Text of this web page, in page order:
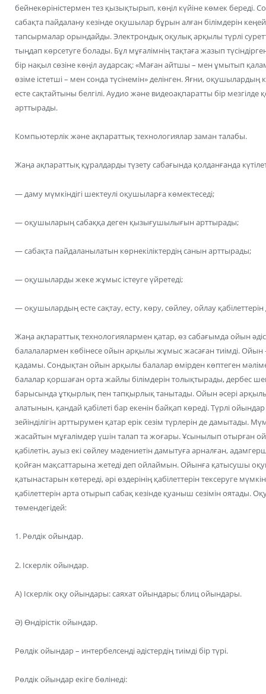
бейнекөріністермен тез қызықтырып, көңіл күйіне көмек береді.
сабақта пайдалану кезінде оқушылар бұрын алған білімдерін
тапсырмалар орындайды. Электрондық оқулық арқылы түрлі
тыңдап көрсетуге болады. Бұл мұғалімнің тақтаға жазып
бір нақыл сөзіне көңіл аударсақ: «Маған айтшы – мен ұмытып
өзіме істетші – мен сонда түсінемін» делінген. Яғни, оқушылардың
есте сақтайтыны белгілі. Аудио және видеоақпаратты бір мезгілде
арттырады.
Компьютерлік және ақпараттық технологиялар заман талабы.
Жаңа ақпараттық құралдарды түзету сабағында қолданғанда
— даму мүмкіндігі шектеулі оқушыларға көмектеседі;
— оқушыларың сабаққа деген қызығушылығын арттырады;
— сабақта пайдаланылатын көрнекіліктердің санын арттырады;
— оқушыларды жеке жұмыс істеуге үйретеді;
— оқушылардың есте сақтау, есту, көру, сөйлеу, ойлау
Жаңа ақпараттық технологиялармен қатар, өз сабағымда ойын
балалалармен көбінесе ойын арқылы жұмыс жасаған тиімді.
қадамы. Сондықтан ойын арқылы балалар өмірден көптеген
балалар қоршаған орта жайлы білімдерін толықтырады, дербес
барысында ұтқырлық пен тапқырлық танытады. Ойын әсері арқылы
алатынын, қандай қабілеті бар екенін байқап көреді. Түрлі
зейінділігін арттырумен қатар ерік сезім түрлерін де дамытады.
жасайтын мұғалімдер үшін талап та жоғары. Ұсынылып отырған
қабілетін, ауыз екі сөйлеу мәдениетін дамытуға арналған,
қойған мақсаттарына жетеді деп ойлаймын. Ойынға қатысушы
қатынастарын көтереді, әрі өздерінің қабілеттерін тексеруге
қабілеттерін арта отырып сабақ кезінде қуаныш сезімін оятады.
төмендегідей:
1. Рөлдік ойындар.
2. Іскерлік ойындар.
А) Іскерлік оқу ойындары: саяхат ойындары; блиц ойындары.
Ә) Өндірістік ойындар.
Рөлдік ойындар – интербелсенді әдістердің тиімді бір түрі.
Рөлдік ойындар екіге бөлінеді: